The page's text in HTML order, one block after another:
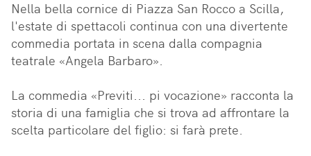
Nella bella cornice di Piazza San Rocco a Scilla,
l'estate di spettacoli continua con una divertente
commedia portata in scena dalla compagnia
teatrale «Angela Barbaro».
La commedia «Previti... pi vocazione» racconta la
storia di una famiglia che si trova ad affrontare la
scelta particolare del figlio: si farà prete.